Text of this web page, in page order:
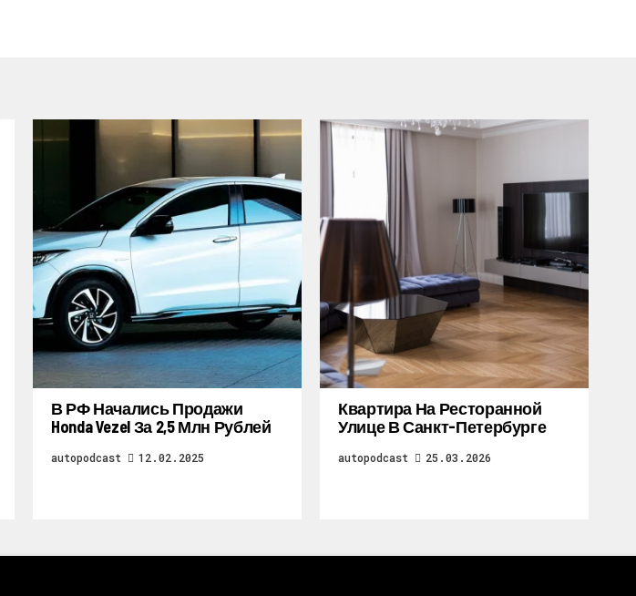
В РФ Начались Продажи
Honda Vezel За 2,5 Млн Рублей
autopodcast 12.02.2025
Квартира На Ресторанной
Улице В Санкт-Петербурге
autopodcast 25.03.2026